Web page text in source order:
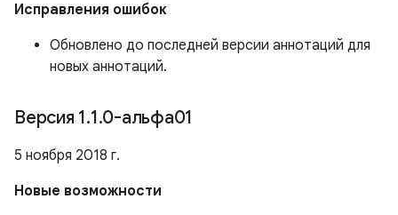
Исправления ошибок
Обновлено до последней версии аннотаций для
новых аннотаций.
Версия 1.1.0-альфа01
5 ноября 2018 г.
Новые возможности